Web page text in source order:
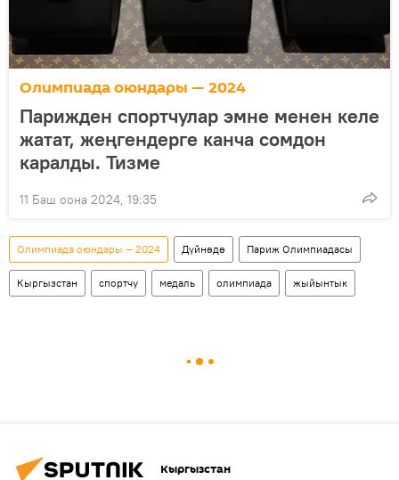
Олимпиада оюндары — 2024
Парижден спортчулар эмне менен келе
жатат, жеңгендерге канча сомдон
каралды. Тизме
11 Баш оона 2024, 19:35
Олимпиада оюндары — 2024 Дүйнөдө Париж Олимпиадасы
Кыргызстан спортчу медаль олимпиада жыйынтык
Кыргызстан